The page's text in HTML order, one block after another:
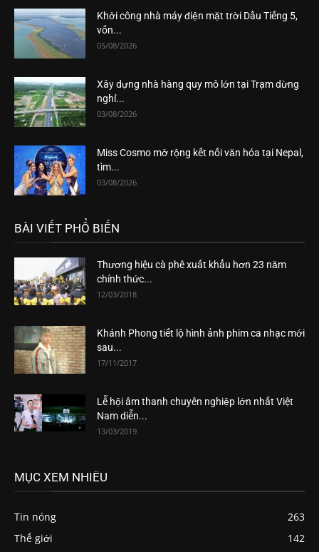
Khởi công nhà máy điện mặt trời Dầu Tiếng 5,
vốn...
05/08/2026
Xây dựng nhà hàng quy mô lớn tại Trạm dừng
nghỉ...
03/08/2026
Miss Cosmo mở rộng kết nối văn hóa tại Nepal,
tìm...
03/08/2026
BÀI VIẾT PHỔ BIẾN
Thương hiệu cà phê xuất khẩu hơn 23 năm
chính thức...
12/03/2018
Khánh Phong tiết lộ hình ảnh phim ca nhạc mới
sau...
17/11/2017
Lễ hội âm thanh chuyên nghiệp lớn nhất Việt
Nam diễn...
13/03/2019
MỤC XEM NHIỀU
Tin nóng
263
Thế giới
142